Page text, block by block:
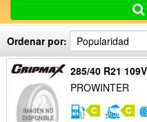
Ordenar por:
285/40 R21 109V
PROWINTER
C C